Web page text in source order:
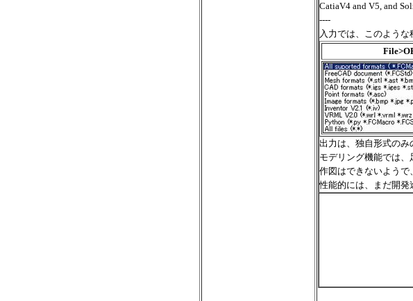
CatiaV4 and V5, and
----
入力では、このような
出力は、独自形式のみ
モデリング機能では、
作図はできないようで
性能的には、まだ開発